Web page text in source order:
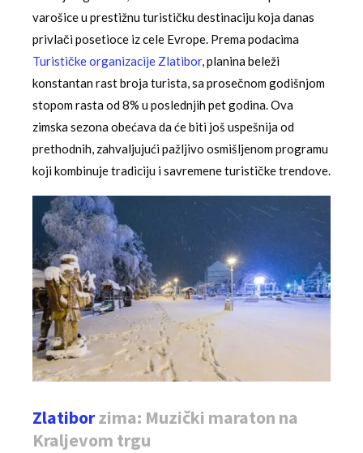
varošice u prestižnu turističku destinaciju koja danas
privlači posetioce iz cele Evrope. Prema podacima
Turističke organizacije Zlatibor, planina beleži
konstantan rast broja turista, sa prosečnom godišnjom
stopom rasta od 8% u poslednjih pet godina. Ova
zimska sezona obećava da će biti još uspešnija od
prethodnih, zahvaljujući pažljivo osmišljenom programu
koji kombinuje tradiciju i savremene turističke trendove.
Zlatiborzima: Muzički maraton na
Kraljevom trgu